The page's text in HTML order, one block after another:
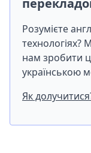
Розумієте
нам зробити
українською
Як